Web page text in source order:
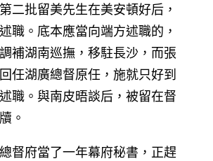
二批留美先生在美安頓好后，
職。底本應當向端方述職的，
補湖南巡撫，移駐長沙，而張
任湖廣總督原任，施就只好到
職。與南皮晤談后，被留在督
。
督府當了一年幕府秘書，正趕